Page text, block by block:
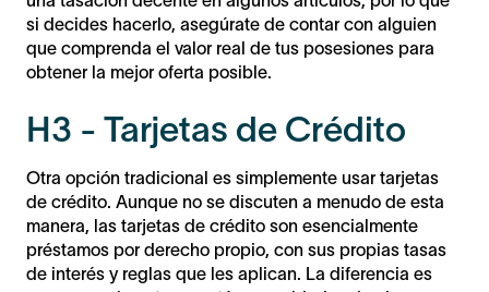
si decides hacerlo, asegúrate de contar con alguien
que comprenda el valor real de tus posesiones para
obtener la mejor oferta posible.
H3 - Tarjetas de Crédito
Otra opción tradicional es simplemente usar tarjetas
de crédito. Aunque no se discuten a menudo de esta
manera, las tarjetas de crédito son esencialmente
préstamos por derecho propio, con sus propias tasas
de interés y reglas que les aplican. La diferencia es